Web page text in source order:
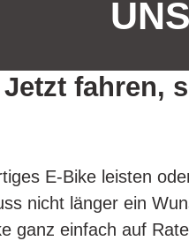
fahren,
E-Bike leisten
nicht länger ein
ganz einfach auf